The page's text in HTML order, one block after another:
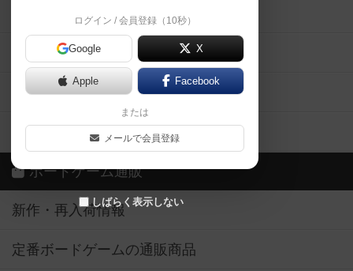
ログイン / 会員登録（10秒）
Google X
Apple Facebook
または
メールで会員登録
しばらく表示しない
掲示板・トピックス
ボドとも・会員一覧
ボードゲーム業界コラム
ボドゲーマご利用案内
ボードゲーム通販
新作・再入荷情報
定番ボードゲームの通販商品